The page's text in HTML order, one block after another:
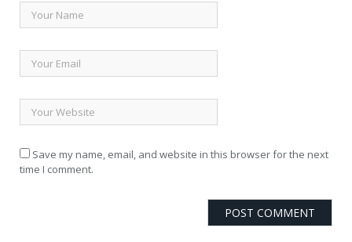
Save my name, email, and website in this browser for the next
time I comment.